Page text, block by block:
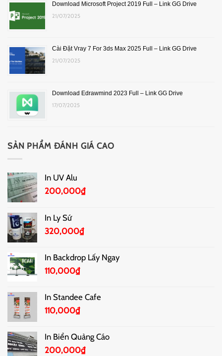
Download Microsoft Project 2019 Full – Link GG Drive
21/07/2025
Cài Đặt Vray 7 For 3ds Max 2025 Full – Link GG Drive
21/07/2025
Download Edrawmind 2023 Full – Link GG Drive
17/07/2025
SẢN PHẨM ĐÁNH GIÁ CAO
In UV Alu
200,000₫
In Ly Sứ
320,000₫
In Backdrop Lấy Ngay
110,000₫
In Standee Cafe
110,000₫
In Biển Quảng Cáo
200,000₫